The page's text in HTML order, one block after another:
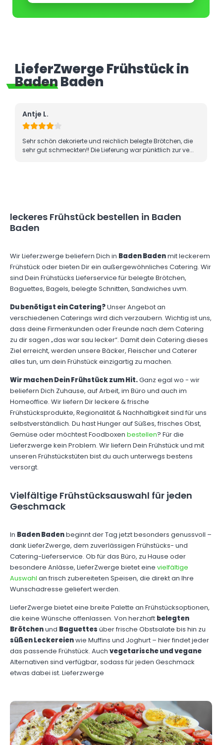
LieferZwerge Frühstück in
Baden Baden
Antje L.
Sehr schön dekorierte und reichlich belegte Brötchen, die
sehr gut schmeckten!! Die Lieferung war pünktlich zur ve...
leckeres Frühstück bestellen in Baden
Baden
Wir Lieferzwerge beliefern Dich in Baden Badenmit leckerem
Frühstück oder bieten Dir ein außergewöhnliches Catering. Wir
sind Dein Frühstücks Lieferservice für belegte Brötchen,
Baguettes, Bagels, belegte Schnitten, Sandwiches uvm.
Du benötigst ein Catering?Unser Angebot an
verschiedenen Caterings wird dich verzaubern. Wichtig ist uns,
dass deine Firmenkunden oder Freunde nach dem Catering
zu dir sagen „das war sau lecker“. Damit dein Catering dieses
Ziel erreicht, werden unsere Bäcker, Fleischer und Caterer
alles tun, um dein Frühstück einzigartig zu machen.
Wir machen Dein Frühstück zum Hit.Ganz egal wo - wir
beliefern Dich Zuhause, auf Arbeit, im Büro und auch im
Homeoffice. Wir liefern Dir leckere & frische
Frühstücksprodukte, Regionalität & Nachhaltigkeit sind für uns
selbstverständlich. Du hast Hunger auf Süßes, frisches Obst,
Gemüse oder möchtest Foodboxen bestellen? Für die
Lieferzwerge kein Problem. Wir liefern Dein Frühstück und mit
unseren Frühstückstüten bist du auch unterwegs bestens
versorgt.
Vielfältige Frühstücksauswahl für jeden
Geschmack
In Baden Badenbeginnt der Tag jetzt besonders genussvoll –
dank LieferZwerge, dem zuverlässigen Frühstücks- und
Catering-Lieferservice. Ob für das Büro, zu Hause oder
besondere Anlässe, LieferZwerge bietet eine vielfältige
Auswahl an frisch zubereiteten Speisen, die direkt an Ihre
Wunschadresse geliefert werden.
LieferZwerge bietet eine breite Palette an Frühstücksoptionen,
die keine Wünsche offenlassen. Von herzhaft belegten
Brötchenund Baguettes über frische Obstsalate bis hin zu
süßen Leckereienwie Muffins und Joghurt – hier findet jeder
das passende Frühstück. Auch vegetarische und vegane
Alternativen sind verfügbar, sodass für jeden Geschmack
etwas dabei ist. Lieferzwerge